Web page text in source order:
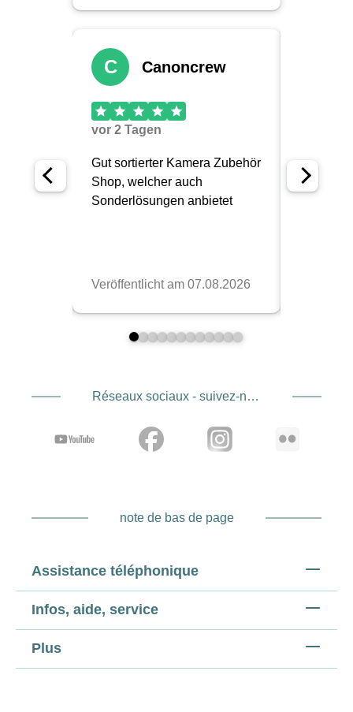
Réseaux sociaux - suivez-nous
note de bas de page
Assistance téléphonique
Infos, aide, service
Plus